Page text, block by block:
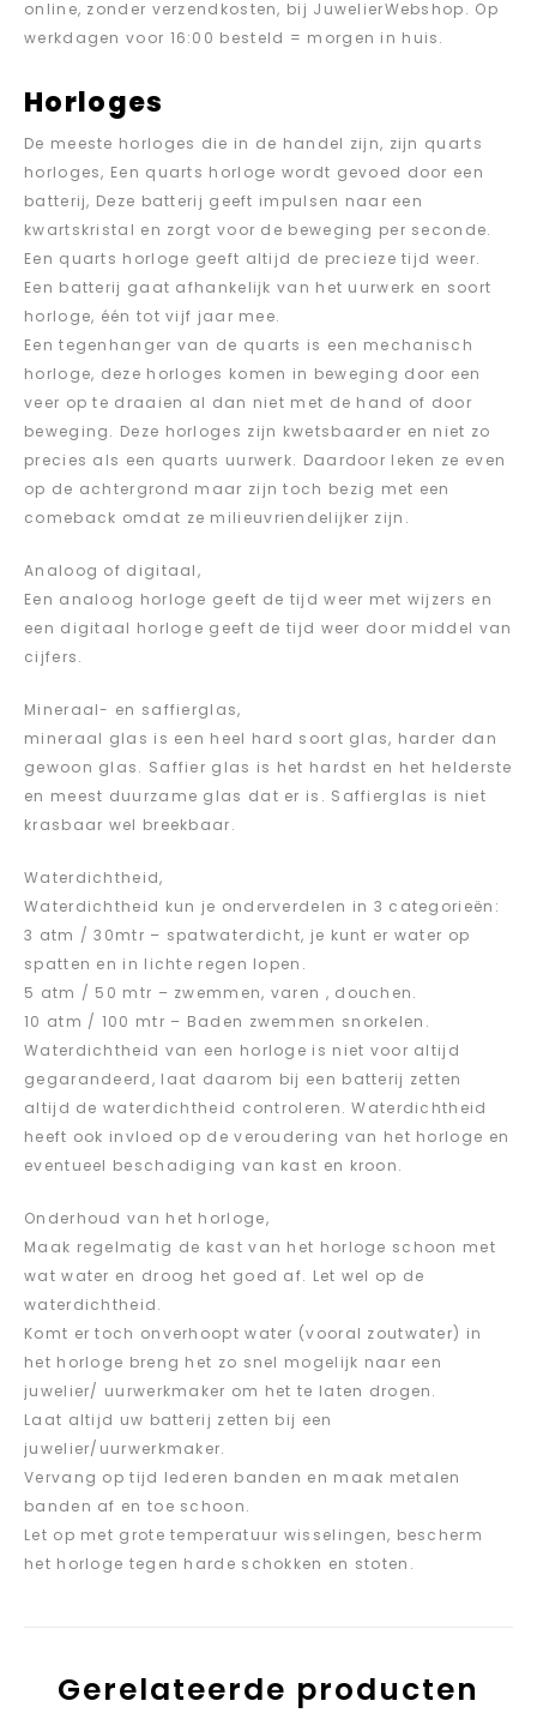
online, zonder verzendkosten, bij JuwelierWebshop. Op
werkdagen voor 16:00 besteld = morgen in huis.
Horloges
De meeste horloges die in de handel zijn, zijn quarts
horloges, Een quarts horloge wordt gevoed door een
batterij, Deze batterij geeft impulsen naar een
kwartskristal en zorgt voor de beweging per seconde.
Een quarts horloge geeft altijd de precieze tijd weer.
Een batterij gaat afhankelijk van het uurwerk en soort
horloge, één tot vijf jaar mee.
Een tegenhanger van de quarts is een mechanisch
horloge, deze horloges komen in beweging door een
veer op te draaien al dan niet met de hand of door
beweging. Deze horloges zijn kwetsbaarder en niet zo
precies als een quarts uurwerk. Daardoor leken ze even
op de achtergrond maar zijn toch bezig met een
comeback omdat ze milieuvriendelijker zijn.
Analoog of digitaal,
Een analoog horloge geeft de tijd weer met wijzers en
een digitaal horloge geeft de tijd weer door middel van
cijfers.
Mineraal- en saffierglas,
mineraal glas is een heel hard soort glas, harder dan
gewoon glas. Saffier glas is het hardst en het helderste
en meest duurzame glas dat er is. Saffierglas is niet
krasbaar wel breekbaar.
Waterdichtheid,
Waterdichtheid kun je onderverdelen in 3 categorieën:
3 atm / 30mtr – spatwaterdicht, je kunt er water op
spatten en in lichte regen lopen.
5 atm / 50 mtr – zwemmen, varen , douchen.
10 atm / 100 mtr – Baden zwemmen snorkelen.
Waterdichtheid van een horloge is niet voor altijd
gegarandeerd, laat daarom bij een batterij zetten
altijd de waterdichtheid controleren. Waterdichtheid
heeft ook invloed op de veroudering van het horloge en
eventueel beschadiging van kast en kroon.
Onderhoud van het horloge,
Maak regelmatig de kast van het horloge schoon met
wat water en droog het goed af. Let wel op de
waterdichtheid.
Komt er toch onverhoopt water (vooral zoutwater) in
het horloge breng het zo snel mogelijk naar een
juwelier/ uurwerkmaker om het te laten drogen.
Laat altijd uw batterij zetten bij een
juwelier/uurwerkmaker.
Vervang op tijd lederen banden en maak metalen
banden af en toe schoon.
Let op met grote temperatuur wisselingen, bescherm
het horloge tegen harde schokken en stoten.
Gerelateerde producten